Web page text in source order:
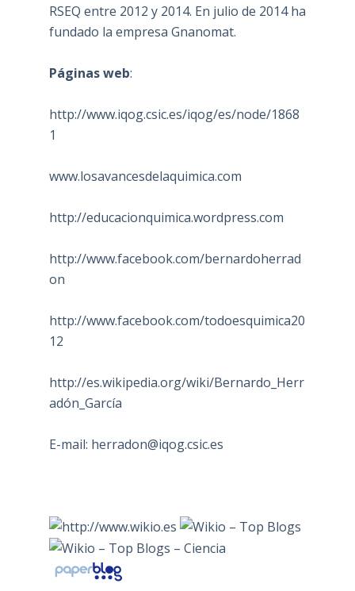
RSEQ entre 2012 y 2014. En julio de 2014 ha
fundado la empresa Gnanomat.
Páginas web:
http://www.iqog.csic.es/iqog/es/node/1868
1
www.losavancesdelaquimica.com
http://educacionquimica.wordpress.com
http://www.facebook.com/bernardoherrad
on
http://www.facebook.com/todoesquimica20
12
http://es.wikipedia.org/wiki/Bernardo_Herr
adón_García
E-mail: herradon@iqog.csic.es